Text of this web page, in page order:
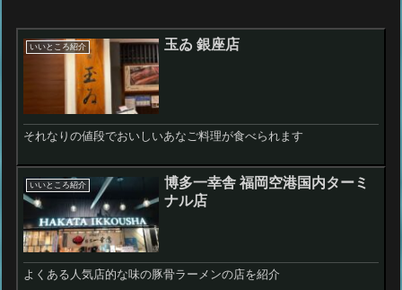
いいところ紹介 玉ゐ 銀座店
それなりの値段でおいしいあなご料理が食べられます
いいところ紹介
博多一幸舎 福岡空港国内ターミ
ナル店
よくある人気店的な味の豚骨ラーメンの店を紹介